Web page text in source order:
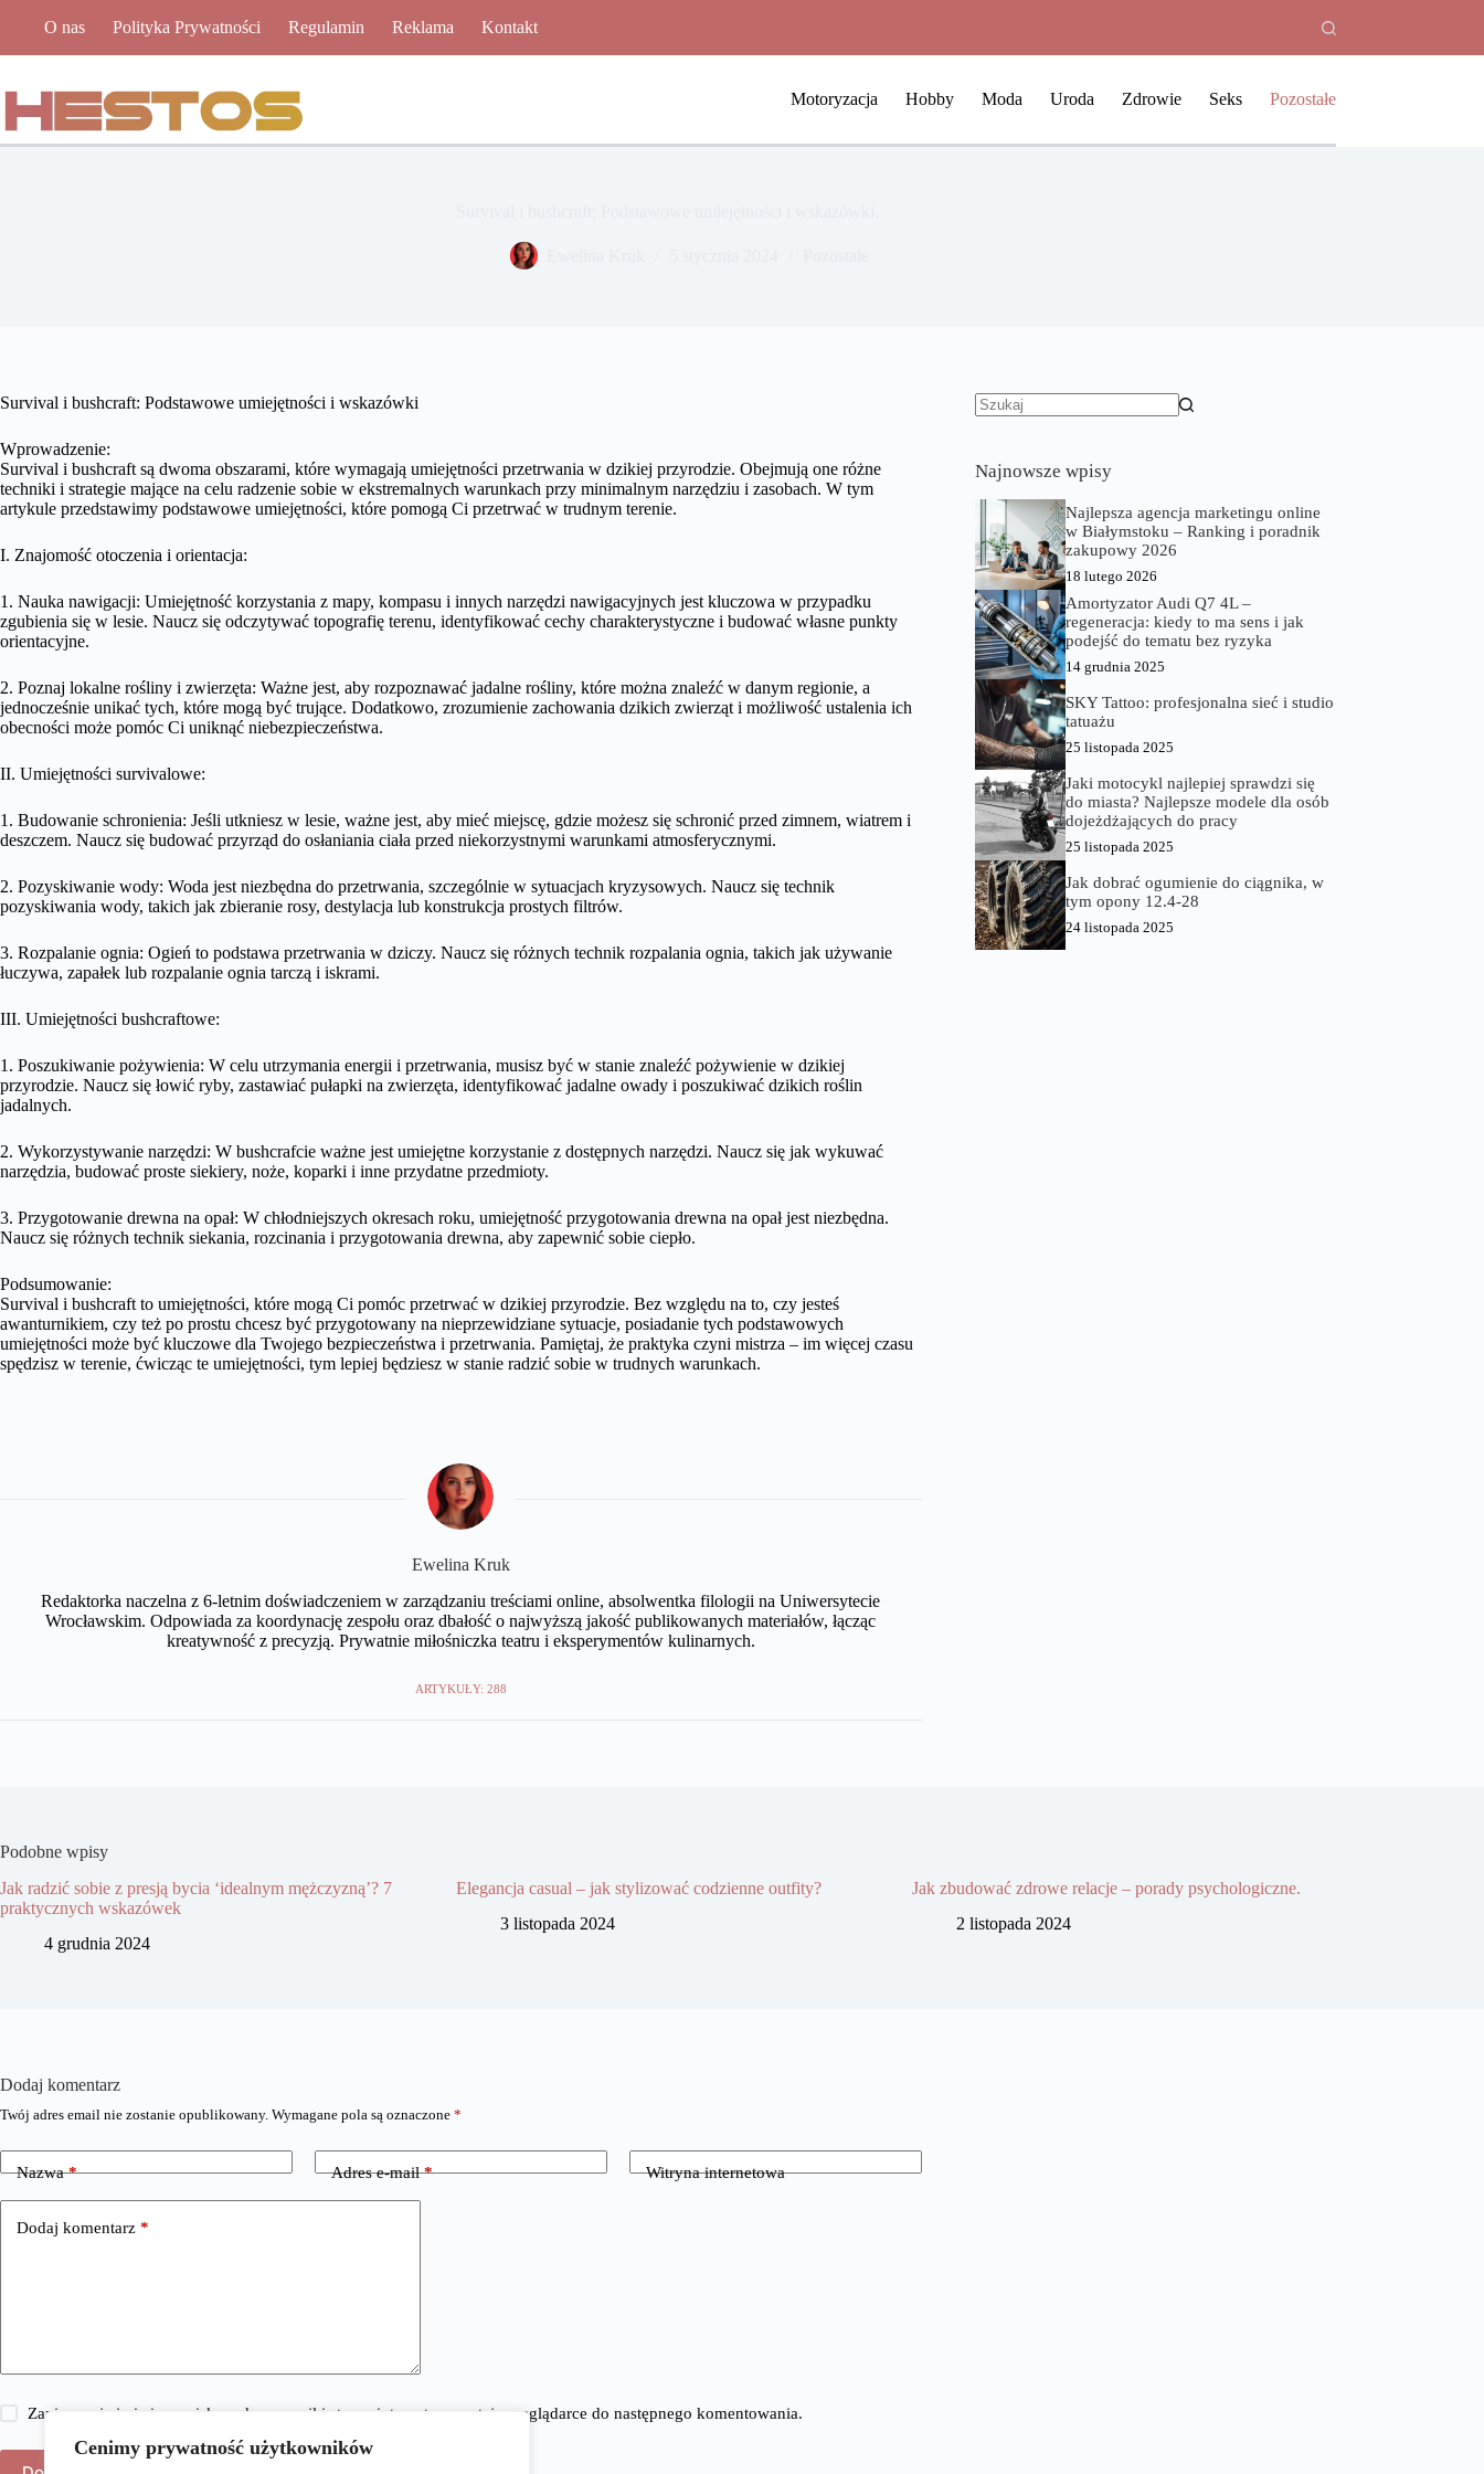
Cenimy prywatność użytkowników
O nas Polityka Prywatności Regulamin Reklama Kontakt
Motoryzacja Hobby Moda Uroda Zdrowie Seks Pozostałe
Survival i bushcraft: Podstawowe umiejętności i wskazówki
Wprowadzenie:
Survival i bushcraft są dwoma obszarami, które wymagają umiejętności przetrwania w dzikiej przyrodzie. Obejmują one różne
techniki i strategie mające na celu radzenie sobie w ekstremalnych warunkach przy minimalnym narzędziu i zasobach. W tym
artykule przedstawimy podstawowe umiejętności, które pomogą Ci przetrwać w trudnym terenie.
I. Znajomość otoczenia i orientacja:
1. Nauka nawigacji: Umiejętność korzystania z mapy, kompasu i innych narzędzi nawigacyjnych jest kluczowa w przypadku
zgubienia się w lesie. Naucz się odczytywać topografię terenu, identyfikować cechy charakterystyczne i budować własne punkty
orientacyjne.
2. Poznaj lokalne rośliny i zwierzęta: Ważne jest, aby rozpoznawać jadalne rośliny, które można znaleźć w danym regionie, a
jednocześnie unikać tych, które mogą być trujące. Dodatkowo, zrozumienie zachowania dzikich zwierząt i możliwość ustalenia ich
obecności może pomóc Ci uniknąć niebezpieczeństwa.
II. Umiejętności survivalowe:
1. Budowanie schronienia: Jeśli utkniesz w lesie, ważne jest, aby mieć miejscę, gdzie możesz się schronić przed zimnem, wiatrem i
deszczem. Naucz się budować przyrząd do osłaniania ciała przed niekorzystnymi warunkami atmosferycznymi.
2. Pozyskiwanie wody: Woda jest niezbędna do przetrwania, szczególnie w sytuacjach kryzysowych. Naucz się technik
pozyskiwania wody, takich jak zbieranie rosy, destylacja lub konstrukcja prostych filtrów.
3. Rozpalanie ognia: Ogień to podstawa przetrwania w dziczy. Naucz się różnych technik rozpalania ognia, takich jak używanie
łuczywa, zapałek lub rozpalanie ognia tarczą i iskrami.
III. Umiejętności bushcraftowe:
1. Poszukiwanie pożywienia: W celu utrzymania energii i przetrwania, musisz być w stanie znaleźć pożywienie w dzikiej
przyrodzie. Naucz się łowić ryby, zastawiać pułapki na zwierzęta, identyfikować jadalne owady i poszukiwać dzikich roślin
jadalnych.
2. Wykorzystywanie narzędzi: W bushcrafcie ważne jest umiejętne korzystanie z dostępnych narzędzi. Naucz się jak wykuwać
narzędzia, budować proste siekiery, noże, koparki i inne przydatne przedmioty.
3. Przygotowanie drewna na opał: W chłodniejszych okresach roku, umiejętność przygotowania drewna na opał jest niezbędna.
Naucz się różnych technik siekania, rozcinania i przygotowania drewna, aby zapewnić sobie ciepło.
Podsumowanie:
Survival i bushcraft to umiejętności, które mogą Ci pomóc przetrwać w dzikiej przyrodzie. Bez względu na to, czy jesteś
awanturnikiem, czy też po prostu chcesz być przygotowany na nieprzewidziane sytuacje, posiadanie tych podstawowych
umiejętności może być kluczowe dla Twojego bezpieczeństwa i przetrwania. Pamiętaj, że praktyka czyni mistrza – im więcej czasu
spędzisz w terenie, ćwicząc te umiejętności, tym lepiej będziesz w stanie radzić sobie w trudnych warunkach.
Ewelina Kruk
Redaktorka naczelna z 6-letnim doświadczeniem w zarządzaniu treściami online, absolwentka filologii na Uniwersytecie
Wrocławskim. Odpowiada za koordynację zespołu oraz dbałość o najwyższą jakość publikowanych materiałów, łącząc
kreatywność z precyzją. Prywatnie miłośniczka teatru i eksperymentów kulinarnych.
ARTYKUŁY: 288
Najnowsze wpisy
Najlepsza agencja marketingu online
w Białymstoku – Ranking i poradnik
zakupowy 2026
18 lutego 2026
Amortyzator Audi Q7 4L –
regeneracja: kiedy to ma sens i jak
podejść do tematu bez ryzyka
14 grudnia 2025
SKY Tattoo: profesjonalna sieć i studio
tatuażu
25 listopada 2025
Jaki motocykl najlepiej sprawdzi się
do miasta? Najlepsze modele dla osób
dojeżdżających do pracy
25 listopada 2025
Jak dobrać ogumienie do ciągnika, w
tym opony 12.4-28
24 listopada 2025
Podobne wpisy
Jak radzić sobie z presją bycia ‘idealnym mężczyzną’? 7
praktycznych wskazówek
4 grudnia 2024
Elegancja casual – jak stylizować codzienne outfity?
3 listopada 2024
Jak zbudować zdrowe relacje – porady psychologiczne.
2 listopada 2024
Dodaj komentarz
Twój adres email nie zostanie opublikowany. Wymagane pola są oznaczone *
Nazwa* Adres e-mail* Witryna internetowa
Dodaj komentarz *
Zapisz moje imię i nazwisko, adres e-mail i stronę internetową w tej przeglądarce do następnego komentowania.